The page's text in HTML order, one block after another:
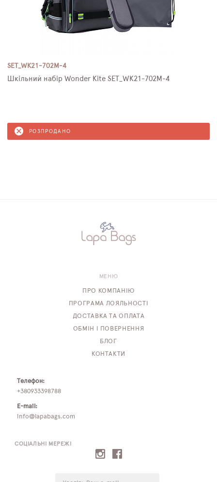
SET_WK21-702M-4
Шкільний набір Wonder Kite SET_WK21-702M-4
РОЗПРОДАНО
СОЦІАЛЬНІ МЕРЕЖІ
МЕНЮ
ПРО КОМПАНІЮ
ПРОГРАМА ЛОЯЛЬНОСТІ
ДОСТАВКА ТА ОПЛАТА
ОБМІН І ПОВЕРНЕННЯ
БЛОГ
КОНТАКТИ
Телефон:
+380933398788
E-mail:
info@lapabags.com